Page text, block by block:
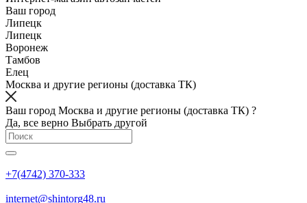
Ваш город
Липецк
Липецк
Воронеж
Тамбов
Елец
Москва и другие регионы (доставка ТК)
Ваш город Москва и другие регионы (доставка ТК) ?
Да, все верно Выбрать другой
+7(4742) 370-333
internet@shintorg48.ru